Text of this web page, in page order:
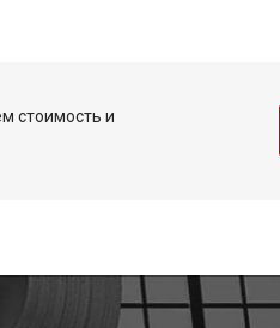
стоимость и